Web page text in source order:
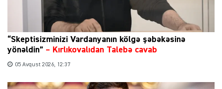
“Skeptisizminizi Vardanyanın kölgə şəbəkəsinə
yönəldin” – Kırlıkovalıdan Talebə cavab
05 Avqust 2026, 12:37